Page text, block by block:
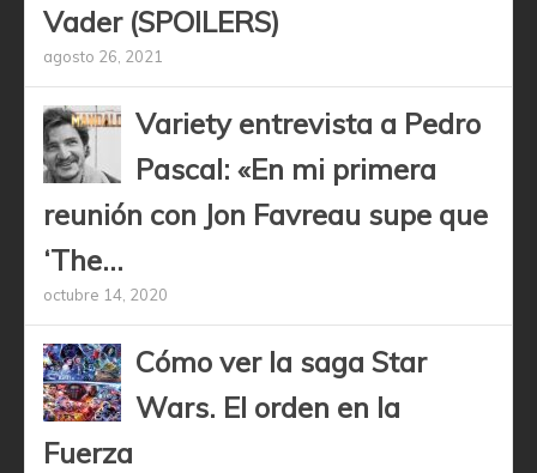
Vader (SPOILERS)
agosto 26, 2021
Variety entrevista a Pedro
Pascal: «En mi primera
reunión con Jon Favreau supe que
‘The...
octubre 14, 2020
Cómo ver la saga Star
Wars. El orden en la
Fuerza